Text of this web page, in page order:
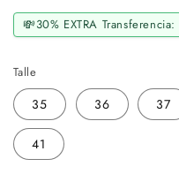
💸30% EXTRA Transferencia:
Talle
35 36 37
41